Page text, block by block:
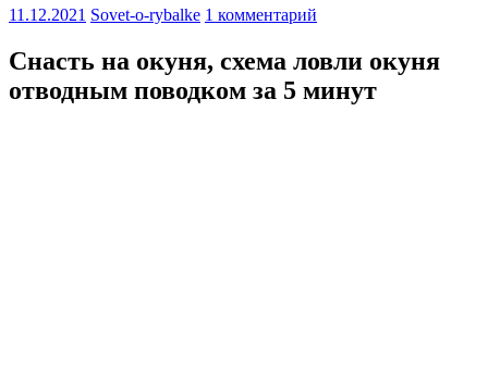
11.12.2021 Sovet-o-rybalke 1 комментарий
Снасть на окуня, схема ловли окуня
отводным поводком за 5 минут